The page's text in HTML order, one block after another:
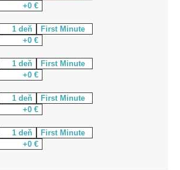
+0 €
1 deň
First Minute
+0 €
1 deň
First Minute
+0 €
1 deň
First Minute
+0 €
1 deň
First Minute
+0 €